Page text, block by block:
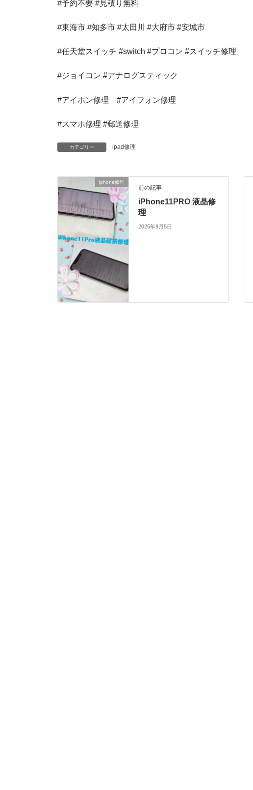
#予約不要 #見積り無料
#東海市 #知多市 #太田川 #大府市 #安城市
#任天堂スイッチ #switch #プロコン #スイッチ修理
#ジョイコン #アナログスティック
#アイホン修理 #アイフォン修理
#スマホ修理 #郵送修理
カテゴリー ipad修理
iphone修理
前の記事
iPhone11PRO 液晶修
理
2025年9月5日